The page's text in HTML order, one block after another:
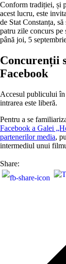
Conform tradiției, și
acest lucru, este
de Stat Constanța,
patru zile concurs
până joi, 5
Concurenții
Facebook
Accesul publicului în
intrarea este liberă.
Pentru a se
Facebook a Galei
partenerilor media,
intermediul unui
Share: